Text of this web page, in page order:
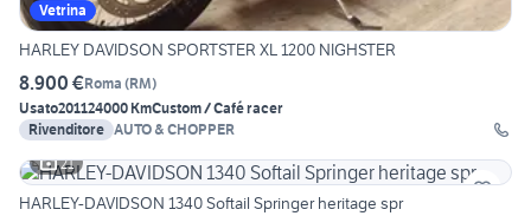
Vetrina
HARLEY DAVIDSON SPORTSTER XL 1200 NIGHSTER
8.900 €Roma (RM)
Usato201124000 KmCustom / Café racer
Rivenditore AUTO & CHOPPER
21
HARLEY-DAVIDSON 1340 Softail Springer heritage spr